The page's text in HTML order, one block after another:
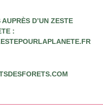
D’UN ZESTE
: